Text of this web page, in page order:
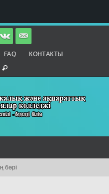
FAQ
КОНТАКТЫ
бәрі